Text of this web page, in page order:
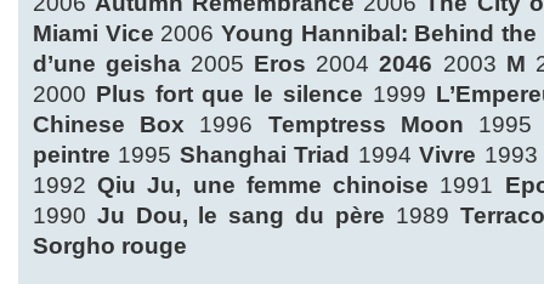
Miami Vice 2006Young Hannibal: Behind the
d’une geisha 2005 Eros 20042046 2003 M
2000 Plus fort que le silence 1999
Chinese Box 1996 Temptress Moon
peintre 1995 Shanghai Triad 1994Vivre
1992Qiu Ju, une femme chinoise 1991
1990 Ju Dou, le sang du père 1989
Sorgho rouge